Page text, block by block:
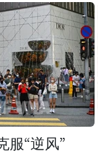
服“逆风”